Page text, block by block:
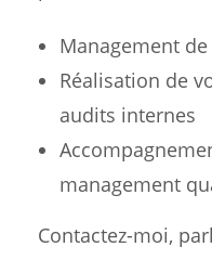
Management
Réalisation de
audits internes
management
Contactez-moi,